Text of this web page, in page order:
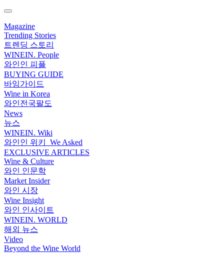
Magazine
Trending Stories
트렌딩 스토리
WINEIN. People
와인인 피플
BUYING GUIDE
바잉가이드
Wine in Korea
와인전국팔도
News
뉴스
WINEIN. Wiki
와인인 위키_We Asked
EXCLUSIVE ARTICLES
Wine & Culture
와인 인문학
Market Insider
와인 시장
Wine Insight
와인 인사이트
WINEIN. WORLD
해외 뉴스
Video
Beyond the Wine World